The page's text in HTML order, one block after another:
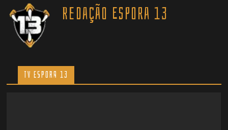
Redação Espora 13
TV ESPORA 13